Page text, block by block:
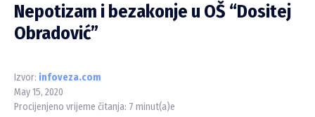
Nepotizam i bezakonje u OŠ “Dositej
Obradović”
Izvor: infoveza.com
May 15, 2020
Procijenjeno vrijeme čitanja: 7 minut(a)e